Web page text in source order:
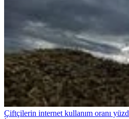
Çiftçilerin internet kullanım oranı